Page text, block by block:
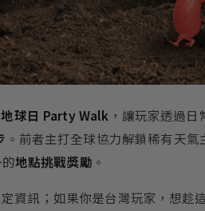
地球日 Party Walk ，讓玩家透過
。前者主打全球協力解鎖稀有天
地點挑戰獎勵 。
資訊；如果你是台灣玩家，想趁